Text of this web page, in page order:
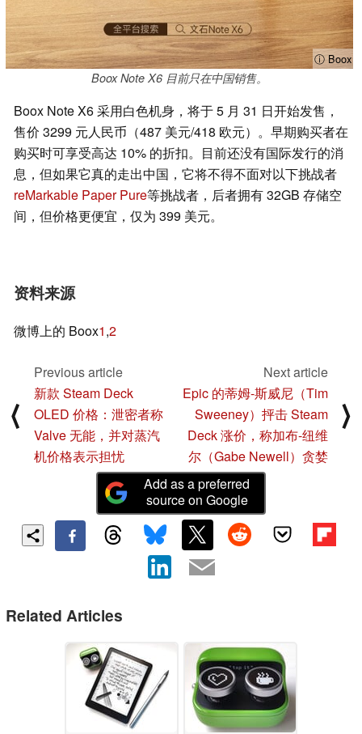
ⓘ Boox
Boox Note X6 目前只在中国销售。
Boox Note X6 采用白色机身，将于 5 月 31 日开始发售，
售价 3299 元人民币（487 美元/418 欧元）。早期购买者在
购买时可享受高达 10% 的折扣。目前还没有国际发行的消
息，但如果它真的走出中国，它将不得不面对以下挑战者
reMarkable Paper Pure等挑战者，后者拥有 32GB 存储空
间，但价格更便宜，仅为 399 美元。
资料来源
微博上的 Boox1,2
⟨
Previous article
新款 Steam Deck
OLED 价格：泄密者称
Valve 无能，并对蒸汽
机价格表示担忧
Next article
Epic 的蒂姆-斯威尼（Tim
Sweeney）抨击 Steam
Deck 涨价，称加布-纽维
尔（Gabe Newell）贪婪
⟩
Add as a preferred
source on Google
Related Articles